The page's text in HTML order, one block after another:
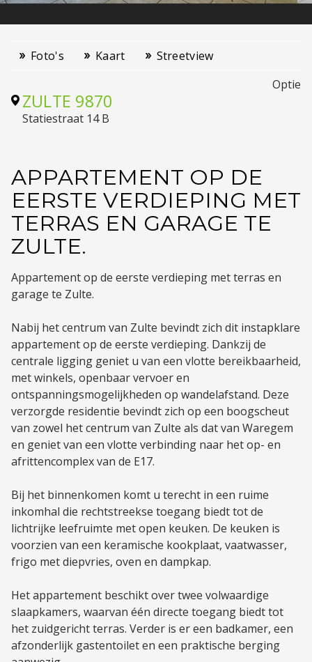
APPARTEMENT OP DE
EERSTE VERDIEPING MET
TERRAS EN GARAGE TE
ZULTE.
Optie
ZULTE 9870
Statiestraat 14 B
Foto's Kaart Streetview
Appartement op de eerste verdieping met terras en
garage te Zulte.
Nabij het centrum van Zulte bevindt zich dit instapklare
appartement op de eerste verdieping. Dankzij de
centrale ligging geniet u van een vlotte bereikbaarheid,
met winkels, openbaar vervoer en
ontspanningsmogelijkheden op wandelafstand. Deze
verzorgde residentie bevindt zich op een boogscheut
van zowel het centrum van Zulte als dat van Waregem
en geniet van een vlotte verbinding naar het op- en
afrittencomplex van de E17.
Bij het binnenkomen komt u terecht in een ruime
inkomhal die rechtstreekse toegang biedt tot de
lichtrijke leefruimte met open keuken. De keuken is
voorzien van een keramische kookplaat, vaatwasser,
frigo met diepvries, oven en dampkap.
Het appartement beschikt over twee volwaardige
slaapkamers, waarvan één directe toegang biedt tot
het zuidgericht terras. Verder is er een badkamer, een
afzonderlijk gastentoilet en een praktische berging